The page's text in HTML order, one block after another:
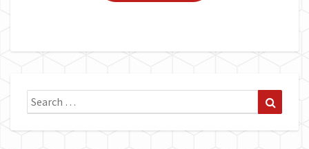
Search
for: